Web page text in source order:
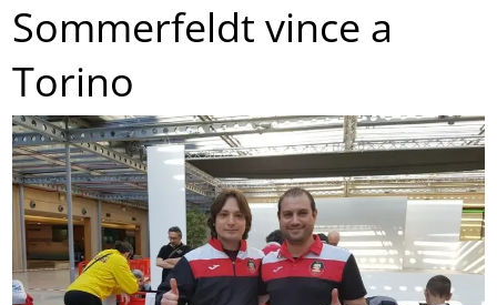
Sommerfeldt vince a
Torino